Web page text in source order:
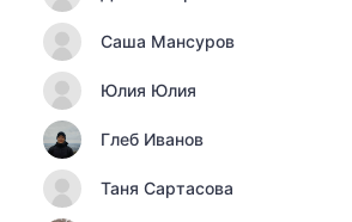
Саша Мансуров
Юлия Юлия
Глеб Иванов
Таня Сартасова